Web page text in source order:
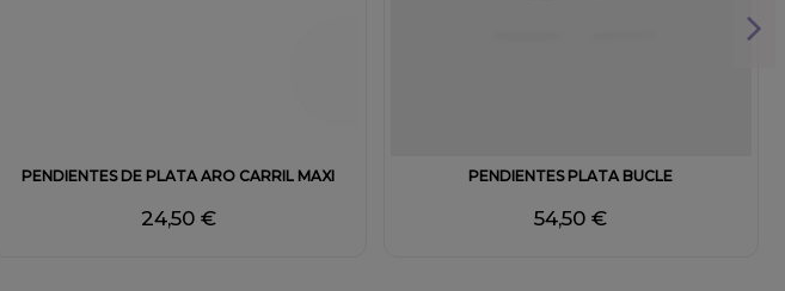
PENDIENTES DE PLATA ARO CARRIL MAXI
24,50 €
PENDIENTES PLATA BUCLE
54,50 €